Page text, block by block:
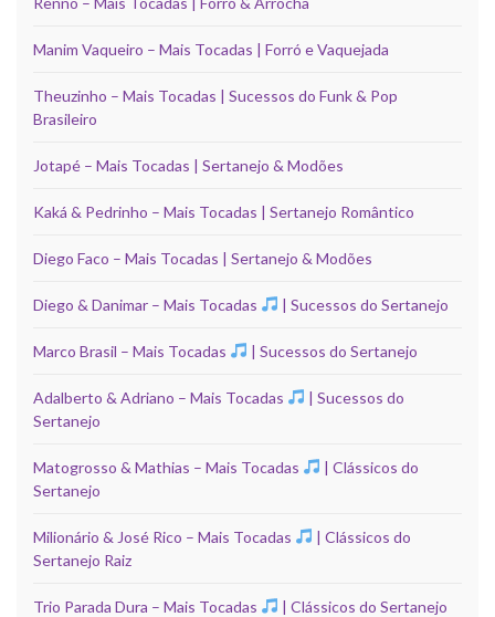
Manim Vaqueiro – Mais Tocadas | Forró e Vaquejada
Theuzinho – Mais Tocadas | Sucessos do Funk & Pop
Brasileiro
Jotapé – Mais Tocadas | Sertanejo & Modões
Kaká & Pedrinho – Mais Tocadas | Sertanejo Romântico
Diego Faco – Mais Tocadas | Sertanejo & Modões
Diego & Danimar – Mais Tocadas | Sucessos do Sertanejo
Marco Brasil – Mais Tocadas | Sucessos do Sertanejo
Adalberto & Adriano – Mais Tocadas
| Sucessos do
Sertanejo
Matogrosso & Mathias – Mais Tocadas
| Clássicos do
Sertanejo
Milionário & José Rico – Mais Tocadas
| Clássicos do
Sertanejo Raiz
Trio Parada Dura – Mais Tocadas
| Clássicos do Sertanejo